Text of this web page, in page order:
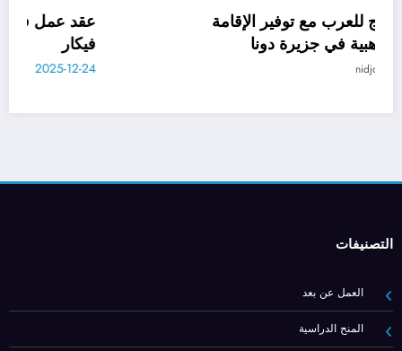
التطوع في النرويج للعرب مع توفير الإقامة
الشاملة: فرصة ذهبية في جزيرة دونا
2025-12-22
التصنيفات
العمل عن بعد
المنح الدراسية